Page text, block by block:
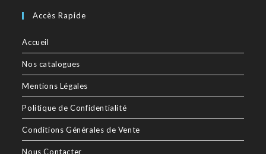
Accès Rapide
Accueil
Nos catalogues
Mentions Légales
Politique de Confidentialité
Conditions Générales de Vente
Nous Contacter